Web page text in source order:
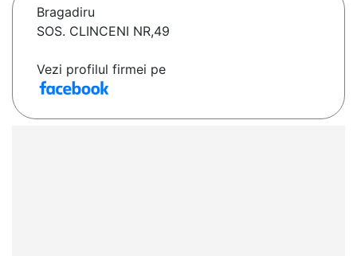
Bragadiru
SOS. CLINCENI NR,49
Vezi profilul firmei pe